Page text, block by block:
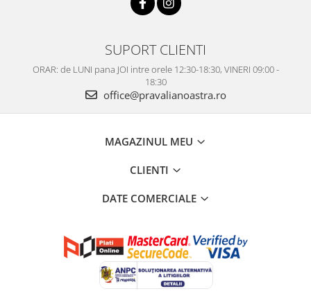
SUPORT CLIENTI
ORAR: de LUNI pana JOI intre orele 12:30-18:30, VINERI 09:00 -
18:30
office@pravalianoastra.ro
MAGAZINUL MEU
CLIENTI
DATE COMERCIALE